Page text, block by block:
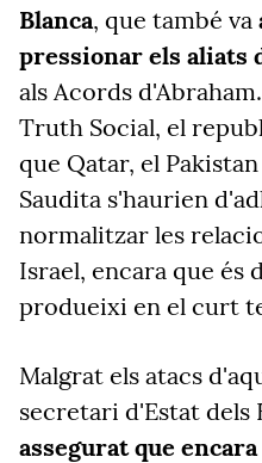
Blanca, que també va
pressionar els aliats
als Acords
Truth Social, el
que Qatar, el
Saudita s'haurien
normalitzar les
Israel, encara que és
produeixi en el curt
Malgrat els atacs
secretari d'Estat dels
assegurat que